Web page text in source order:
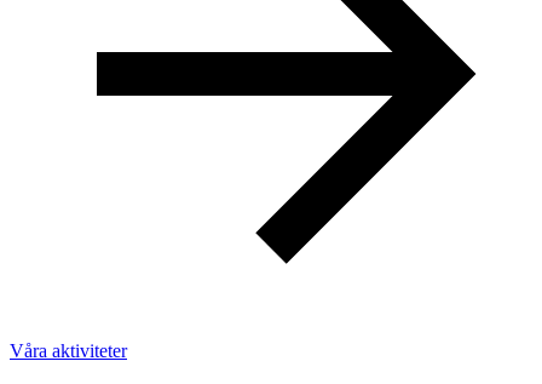
Våra aktiviteter